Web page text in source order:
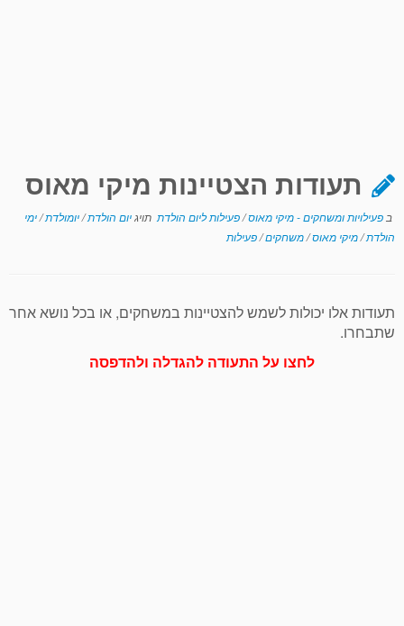
תעודות הצטיינות מיקי מאוס
ב פעילויות ומשחקים - מיקי מאוס/פעילות ליום הולדת תויגיום הולדת/יומולדת/ימי
הולדת/מיקי מאוס/משחקים/פעילות
תעודות אלו יכולות לשמש להצטיינות במשחקים, או בכל נושא אחר
שתבחרו.
לחצו על התעודה להגדלה ולהדפסה